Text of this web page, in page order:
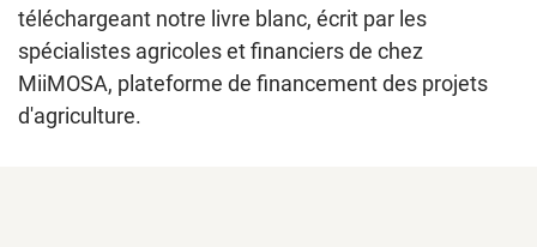
téléchargeant notre livre blanc, écrit par les
spécialistes agricoles et financiers de chez
MiiMOSA, plateforme de financement des projets
d'agriculture.